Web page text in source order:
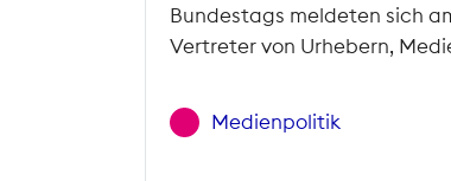
Bundestags meldeten sich
Vertreter von Urhebern,
Medienpolitik